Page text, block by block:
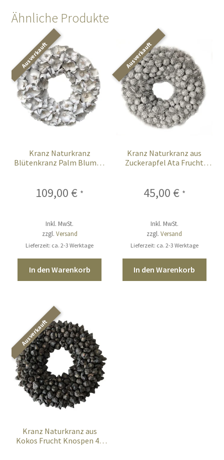
Ähnliche Produkte
Kranz Naturkranz
Blütenkranz Palm Blumen
109,00 € *
Inkl. MwSt.
zzgl. Versand
Lieferzeit: ca. 2-3 Werktage
In den Warenkorb
Kranz Naturkranz aus
Zuckerapfel Ata Frucht
45,00 € *
Inkl. MwSt.
zzgl.Versand
Lieferzeit: ca. 2-3 Werktage
In den Warenkorb
Kranz Naturkranz aus
Kokos Frucht Knospen 40